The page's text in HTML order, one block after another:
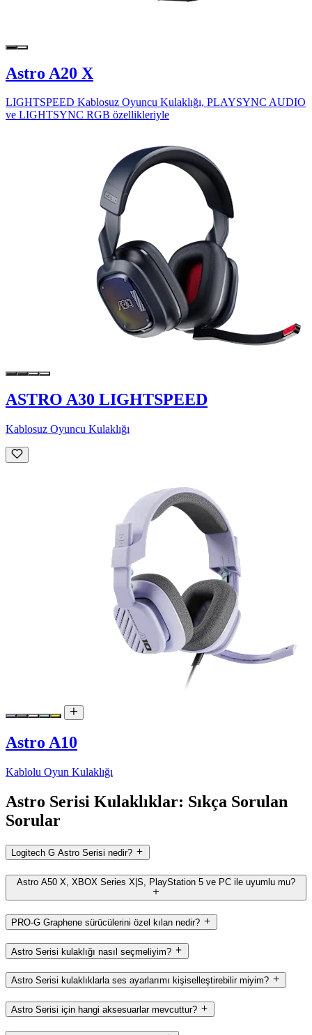
Astro A20 X
LIGHTSPEED Kablosuz Oyuncu Kulaklığı, PLAYSYNC AUDIO
ve LIGHTSYNC RGB özellikleriyle
ASTRO A30 LIGHTSPEED
Kablosuz Oyuncu Kulaklığı
Astro A10
Kablolu Oyun Kulaklığı
Astro Serisi Kulaklıklar: Sıkça Sorulan
Sorular
Logitech G Astro Serisi nedir?
Astro A50 X, XBOX Series X|S, PlayStation 5 ve PC ile uyumlu mu?
PRO-G Graphene sürücülerini özel kılan nedir?
Astro Serisi kulaklığı nasıl seçmeliyim?
Astro Serisi kulaklıklarla ses ayarlarımı kişiselleştirebilir miyim?
Astro Serisi için hangi aksesuarlar mevcuttur?